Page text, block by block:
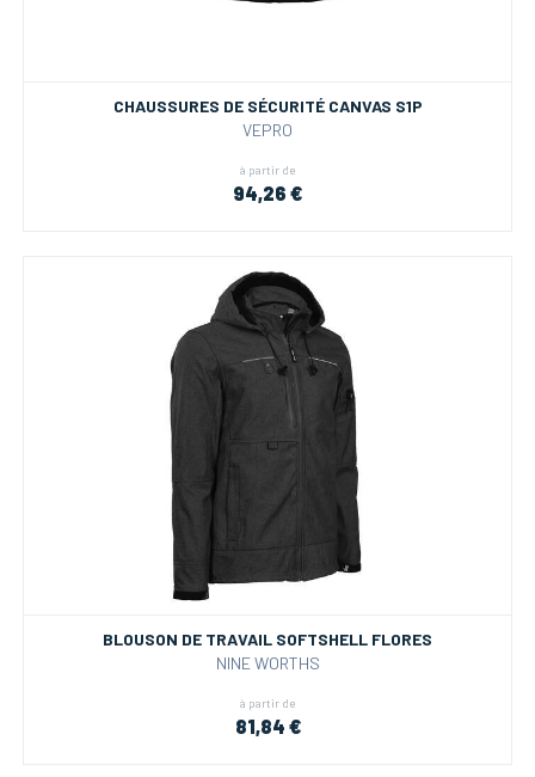
CHAUSSURES DE SÉCURITÉ CANVAS S1P
VEPRO
à partir de
94,26 €
BLOUSON DE TRAVAIL SOFTSHELL FLORES
NINE WORTHS
à partir de
81,84 €